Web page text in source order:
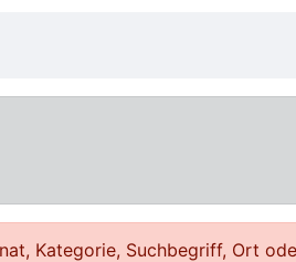
Kategorie, Suchbegriff, Ort